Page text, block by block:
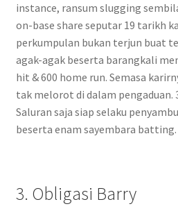
instance, ransum slugging
on-base share seputar 19 tarikh
perkumpulan bukan terjun buat
agak-agak beserta barangkali
hit & 600 home run. Semasa
tak melorot di dalam pengaduan.
Saluran saja siap selaku
beserta enam sayembara batting.
3. Obligasi Barry